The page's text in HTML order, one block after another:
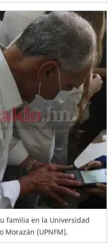
familia en la Universidad
Morazán (UPNFM).